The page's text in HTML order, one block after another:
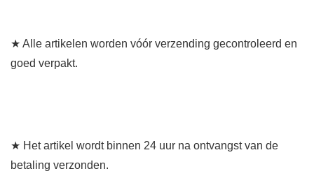
★ Alle artikelen worden vóór verzending gecontroleerd en
goed verpakt.
★ Het artikel wordt binnen 24 uur na ontvangst van de
betaling verzonden.